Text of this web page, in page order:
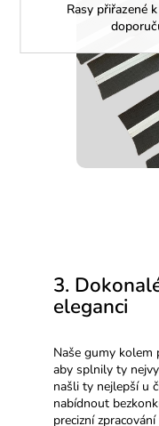
Rasy přiřazené
3.
eleganci
Naše gumy
aby splnily ty
našli ty nejlepší u
nabídnout
precizní